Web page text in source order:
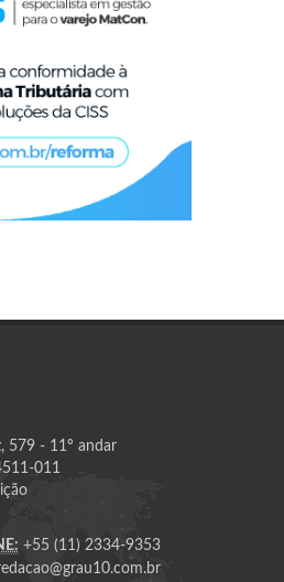
579 - 11º andar
011
+55 (11) 2334-9353